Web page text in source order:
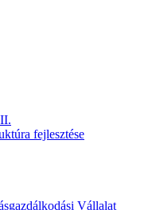
fejlesztése
Vállalat